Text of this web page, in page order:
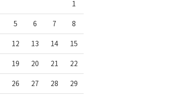
1
5 6 7 8
12 13 14 15
19 20 21 22
26 27 28 29